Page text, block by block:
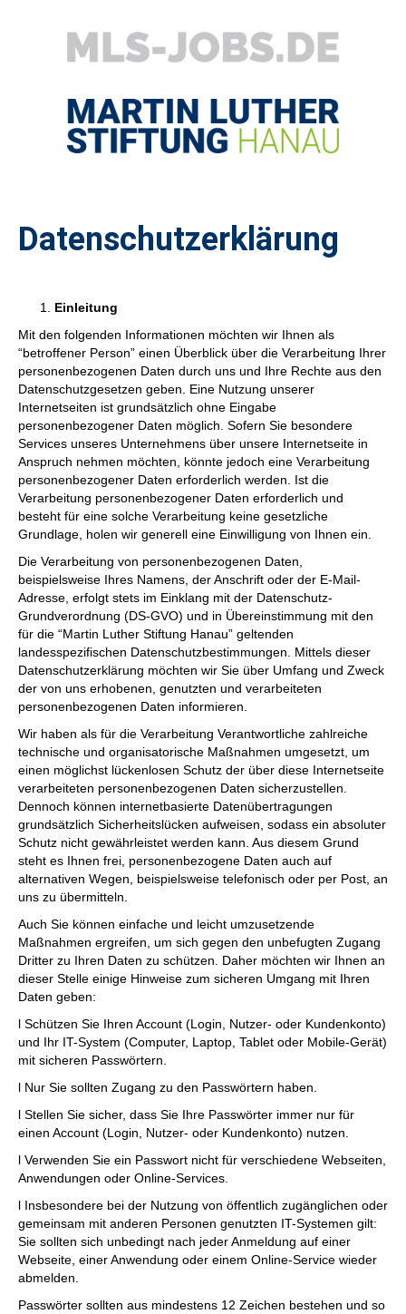
Datenschutzerklärung
Einleitung
Mit den folgenden Informationen möchten wir Ihnen als
“betroffener Person” einen Überblick über die Verarbeitung Ihrer
personenbezogenen Daten durch uns und Ihre Rechte aus den
Datenschutzgesetzen geben. Eine Nutzung unserer
Internetseiten ist grundsätzlich ohne Eingabe
personenbezogener Daten möglich. Sofern Sie besondere
Services unseres Unternehmens über unsere Internetseite in
Anspruch nehmen möchten, könnte jedoch eine Verarbeitung
personenbezogener Daten erforderlich werden. Ist die
Verarbeitung personenbezogener Daten erforderlich und
besteht für eine solche Verarbeitung keine gesetzliche
Grundlage, holen wir generell eine Einwilligung von Ihnen ein.
Die Verarbeitung von personenbezogenen Daten,
beispielsweise Ihres Namens, der Anschrift oder der E-Mail-
Adresse, erfolgt stets im Einklang mit der Datenschutz-
Grundverordnung (DS-GVO) und in Übereinstimmung mit den
für die “Martin Luther Stiftung Hanau” geltenden
landesspezifischen Datenschutzbestimmungen. Mittels dieser
Datenschutzerklärung möchten wir Sie über Umfang und Zweck
der von uns erhobenen, genutzten und verarbeiteten
personenbezogenen Daten informieren.
Wir haben als für die Verarbeitung Verantwortliche zahlreiche
technische und organisatorische Maßnahmen umgesetzt, um
einen möglichst lückenlosen Schutz der über diese Internetseite
verarbeiteten personenbezogenen Daten sicherzustellen.
Dennoch können internetbasierte Datenübertragungen
grundsätzlich Sicherheitslücken aufweisen, sodass ein absoluter
Schutz nicht gewährleistet werden kann. Aus diesem Grund
steht es Ihnen frei, personenbezogene Daten auch auf
alternativen Wegen, beispielsweise telefonisch oder per Post, an
uns zu übermitteln.
Auch Sie können einfache und leicht umzusetzende
Maßnahmen ergreifen, um sich gegen den unbefugten Zugang
Dritter zu Ihren Daten zu schützen. Daher möchten wir Ihnen an
dieser Stelle einige Hinweise zum sicheren Umgang mit Ihren
Daten geben:
l Schützen Sie Ihren Account (Login, Nutzer- oder Kundenkonto)
und Ihr IT-System (Computer, Laptop, Tablet oder Mobile-Gerät)
mit sicheren Passwörtern.
l Nur Sie sollten Zugang zu den Passwörtern haben.
l Stellen Sie sicher, dass Sie Ihre Passwörter immer nur für
einen Account (Login, Nutzer- oder Kundenkonto) nutzen.
l Verwenden Sie ein Passwort nicht für verschiedene Webseiten,
Anwendungen oder Online-Services.
l Insbesondere bei der Nutzung von öffentlich zugänglichen oder
gemeinsam mit anderen Personen genutzten IT-Systemen gilt:
Sie sollten sich unbedingt nach jeder Anmeldung auf einer
Webseite, einer Anwendung oder einem Online-Service wieder
abmelden.
Passwörter sollten aus mindestens 12 Zeichen bestehen und so